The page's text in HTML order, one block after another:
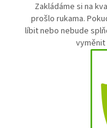
Zakládáme si na
prošlo rukama.
líbit nebo nebude
vyměnit